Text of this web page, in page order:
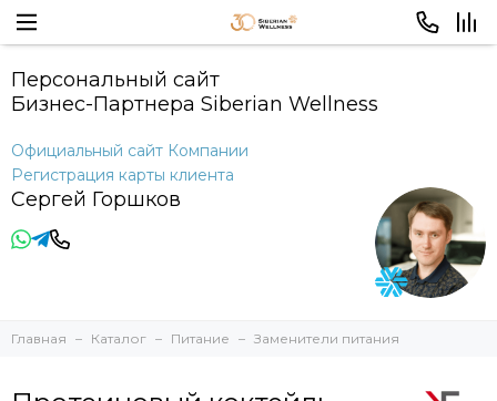
Персональный сайт
Бизнес-Партнера Siberian Wellness
Официальный сайт Компании
Регистрация карты клиента
Сергей Горшков
Главная Каталог Питание Заменители питания